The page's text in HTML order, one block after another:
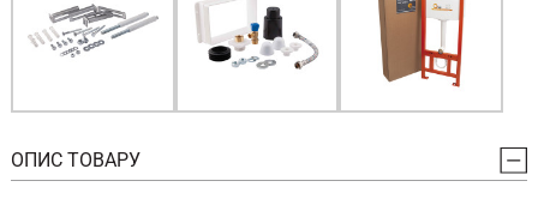
ОПИС ТОВАРУ